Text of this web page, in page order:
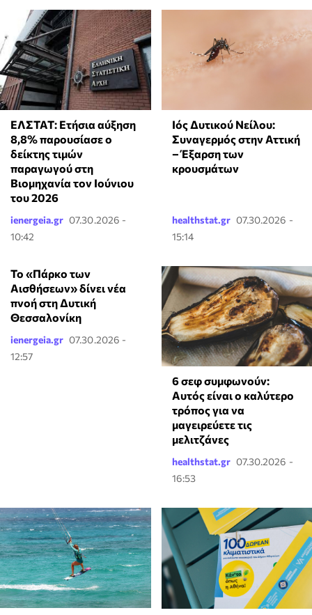
ΕΛΣΤΑΤ: Ετήσια αύξηση
8,8% παρουσίασε ο
δείκτης τιμών
παραγωγού στη
Βιομηχανία τον Ιούνιου
του 2026
ienergeia.gr 07.30.2026 -
10:42
Ιός Δυτικού Νείλου:
Συναγερμός στην Αττική
– Έξαρση των
κρουσμάτων
healthstat.gr 07.30.2026 -
15:14
Το «Πάρκο των
Αισθήσεων» δίνει νέα
πνοή στη Δυτική
Θεσσαλονίκη
ienergeia.gr 07.30.2026 -
12:57
6 σεφ συμφωνούν:
Αυτός είναι ο καλύτερο
τρόπος για να
μαγειρεύετε τις
μελιτζάνες
healthstat.gr 07.30.2026 -
16:53